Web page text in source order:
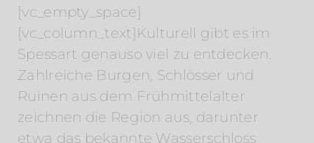
[vc_empty_space]
[vc_column_text]Kulturell gibt es im
Spessart genauso viel zu entdecken.
Zahlreiche Burgen, Schlösser und
Ruinen aus dem Frühmittelalter
zeichnen die Region aus, darunter
etwa das bekannte Wasserschloss